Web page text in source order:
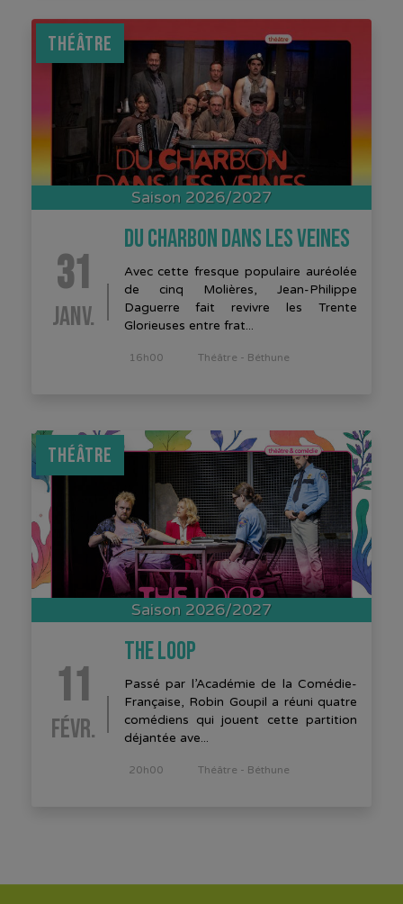
Saison 2026/2027
31
JANV.
DU CHARBON DANS LES VEINES
Avec cette fresque populaire auréolée
de cinq Molières, Jean-Philippe
Daguerre fait revivre les Trente
Glorieuses entre frat...
16h00 Théâtre - Béthune
THÉÂTRE
Saison 2026/2027
11
FÉVR.
THE LOOP
Passé par l’Académie de la Comédie-
Française, Robin Goupil a réuni quatre
comédiens qui jouent cette partition
déjantée ave...
20h00 Théâtre - Béthune
THÉÂTRE